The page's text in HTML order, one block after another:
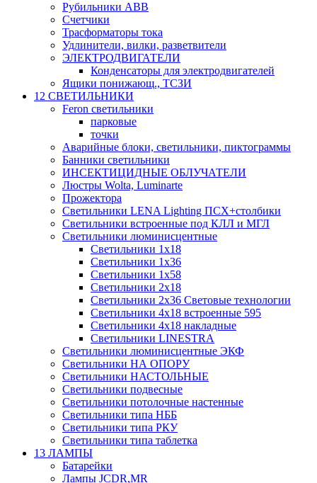
Рубильники ABB
Счетчики
Трасформаторы тока
Удлинители, вилки, разветвители
ЭЛЕКТРОДВИГАТЕЛИ
Конденсаторы для электродвигателей
Ящики понижающ., ТСЗИ
12 СВЕТИЛЬНИКИ
Feron светильники
парковые
точки
Аварийные блоки, светильники, пиктограммы
Банники светильники
ИНСЕКТИЦИДНЫЕ ОБЛУЧАТЕЛИ
Люстры Wolta, Luminarte
Прожектора
Светильники LENA Lighting ПСХ+столбики
Светильники встроенные под КЛЛ и МГЛ
Светильники люминисцентные
Светильники 1х18
Светильники 1х36
Светильники 1х58
Светильники 2х18
Светильники 2х36 Световые технологии
Светильники 4х18 встроенные 595
Светильники 4х18 накладные
Светильники LINESTRA
Светильники люминисцентные ЭКФ
Светильники НА ОПОРУ
Светильники НАСТОЛЬНЫЕ
Светильники подвесные
Светильники потолочные настенные
Светильники типа НББ
Светильники типа РКУ
Светильники типа таблетка
13 ЛАМПЫ
Батарейки
Лампы JCDR,MR